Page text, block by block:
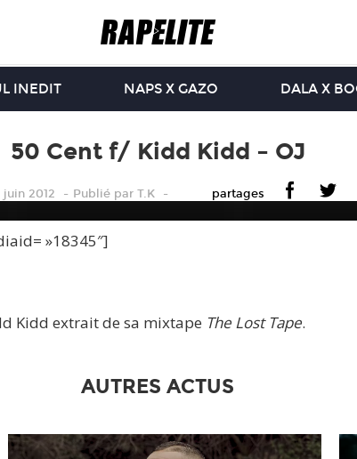
INEDIT NAPS X GAZO DALA X
50 Cent f/ Kidd Kidd – OJ
juin 2012 Publié par T.K partages
»18345″]
Kidd extrait de sa mixtape The Lost Tape.
AUTRES ACTUS